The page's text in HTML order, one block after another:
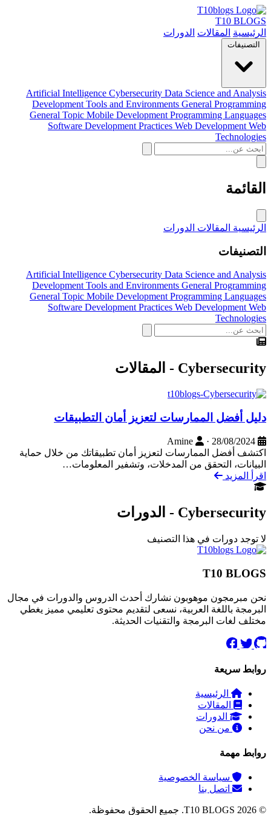
T10 BLOGS
الرئيسية المقالات الدورات
التصنيفات
Artificial Intelligence Cybersecurity Data Science and Analysis
Development Tools and Environments General Programming
General Topic Mobile Development Programming Languages
Software Development Practices Web Development Web
Technologies
القائمة
الرئيسية المقالات الدورات
التصنيفات
Artificial Intelligence Cybersecurity Data Science and Analysis
Development Tools and Environments General Programming
General Topic Mobile Development Programming Languages
Software Development Practices Web Development Web
Technologies
Cybersecurity - المقالات
دليل أفضل الممارسات لتعزيز أمان التطبيقات
·
اكتشف أفضل الممارسات لتعزيز أمان تطبيقاتك من خلال حماية
البيانات، التحقق من المدخلات، وتشفير المعلومات…
اقرأ المزيد
Cybersecurity - الدورات
لا توجد دورات في هذا التصنيف
T10 BLOGS
نحن مبرمجون موهوبون نشارك أحدث الدروس والدورات في مجال
البرمجة باللغة العربية، نسعى لتقديم محتوى تعليمي مميز يغطي
مختلف لغات البرمجة والتقنيات الحديثة.
روابط سريعة
الرئيسية
المقالات
الدورات
من نحن
روابط مهمة
سياسة الخصوصية
اتصل بنا
© 2026 T10 BLOGS. جميع الحقوق محفوظة.